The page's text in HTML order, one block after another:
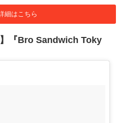
細はこちら
】『Bro Sandwich Toky